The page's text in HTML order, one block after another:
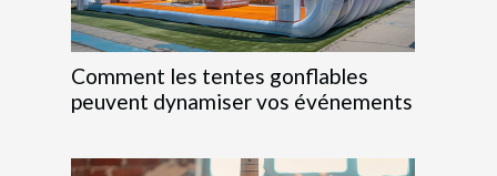
Comment les tentes gonflables
peuvent dynamiser vos événements